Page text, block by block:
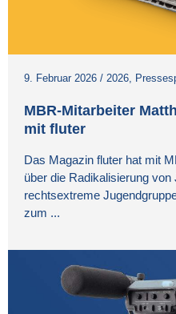
9. Februar 2026 / 2026,
MBR-Mitarbeiter
mit fluter
Das Magazin fluter hat mit
über die Radikalisierung von
rechtsextreme
zum ...